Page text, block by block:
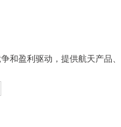
盈利驱动，提供航天产品、